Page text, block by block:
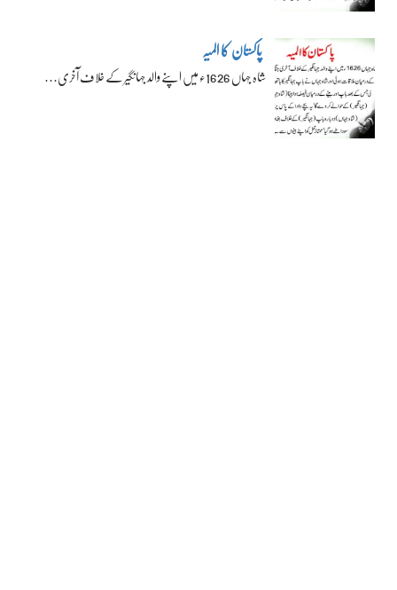
پاکستان کا المیہ
شاہ جہاں 1626ء میں اپنے والد جہانگیر کے خلاف آخری…